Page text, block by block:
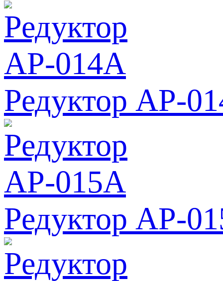
Редуктор АР-
Редуктор АР-